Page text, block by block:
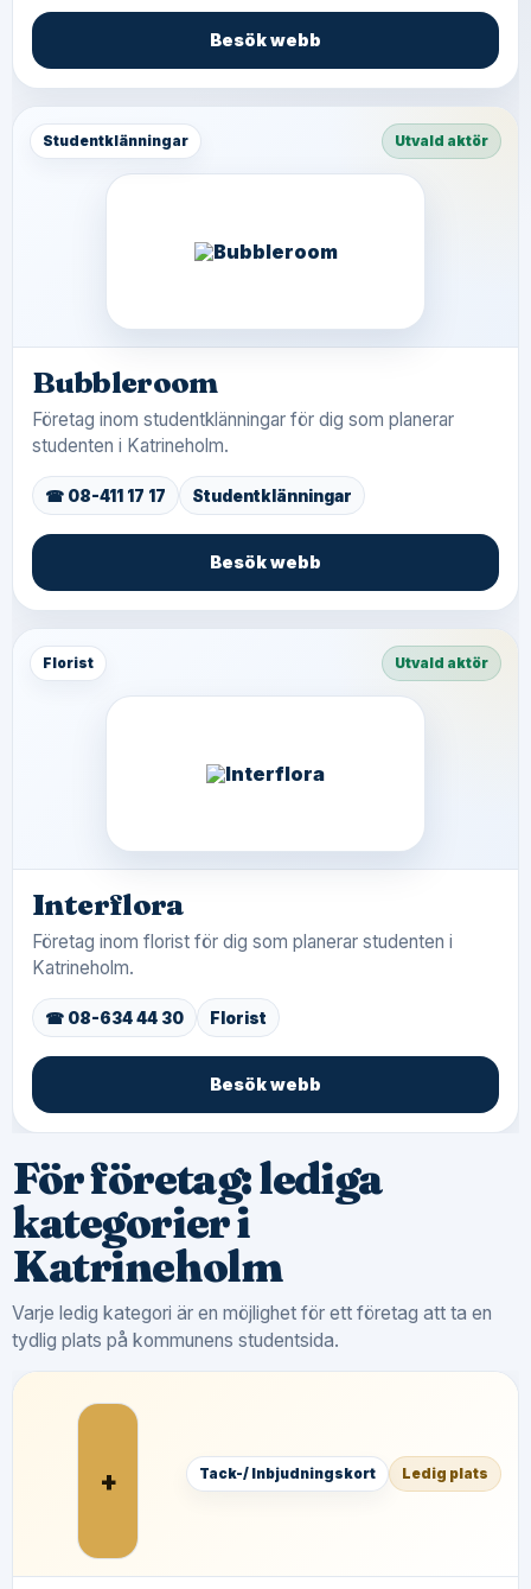
Besök webb
Studentklänningar Utvald aktör
Bubbleroom
Företag inom studentklänningar för dig som planerar
studenten i Katrineholm.
☎ 08-411 17 17 Studentklänningar
Besök webb
Florist Utvald aktör
Interflora
Företag inom florist för dig som planerar studenten i
Katrineholm.
☎ 08-634 44 30 Florist
Besök webb
För företag: lediga
kategorier i
Katrineholm
Varje ledig kategori är en möjlighet för ett företag att ta en
tydlig plats på kommunens studentsida.
+ Tack-/ Inbjudningskort Ledig plats